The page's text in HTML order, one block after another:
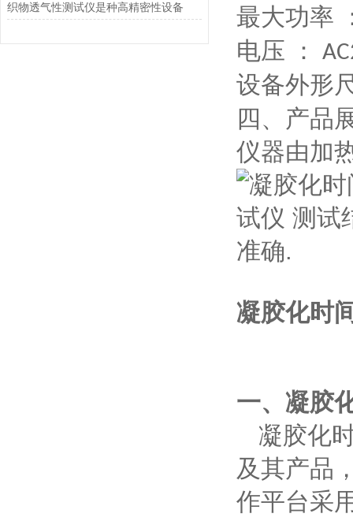
织物透气性测试仪是种高精密性设备
最大功率
电压 ： AC
设备外形
四、产品
仪器由加
凝胶化时
一、 凝胶
凝胶化
及其产品
作平台采